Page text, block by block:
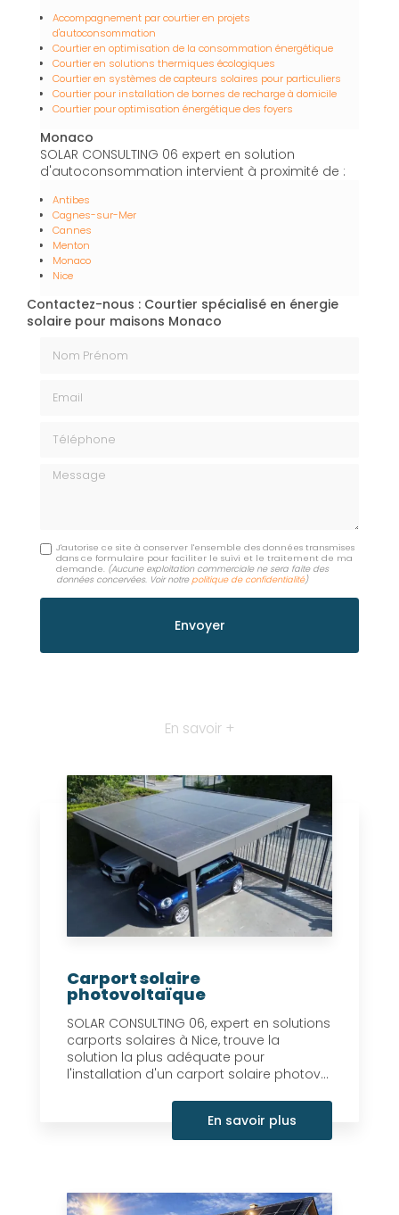
Accompagnement par courtier en projets
d'autoconsommation
Courtier en optimisation de la consommation énergétique
Courtier en solutions thermiques écologiques
Courtier en systèmes de capteurs solaires pour particuliers
Courtier pour installation de bornes de recharge à domicile
Courtier pour optimisation énergétique des foyers
Monaco
SOLAR CONSULTING 06 expert en solution
d'autoconsommation intervient à proximité de :
Antibes
Cagnes-sur-Mer
Cannes
Menton
Monaco
Nice
Contactez-nous : Courtier spécialisé en énergie
solaire pour maisons Monaco
Message
J'autorise ce site à conserver l'ensemble des données transmises
dans ce formulaire pour faciliter le suivi et le traitement de ma
demande. (Aucune exploitation commerciale ne sera faite des
données concervées. Voir notrepolitique de confidentialité)
En savoir +
Carport solaire
photovoltaïque
SOLAR CONSULTING 06, expert en solutions
carports solaires à Nice, trouve la
solution la plus adéquate pour
l'installation d'un carport solaire photov...
En savoir plus